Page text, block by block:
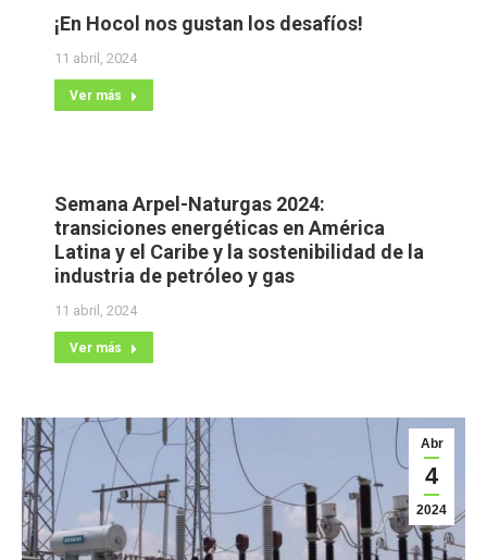
¡En Hocol nos gustan los desafíos!
11 abril, 2024
Ver más
Semana Arpel-Naturgas 2024:
transiciones energéticas en América
Latina y el Caribe y la sostenibilidad de la
industria de petróleo y gas
11 abril, 2024
Ver más
Abr
4
2024